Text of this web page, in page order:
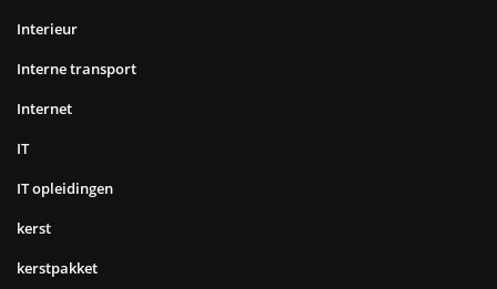
Interieur
Interne transport
Internet
IT
IT opleidingen
kerst
kerstpakket